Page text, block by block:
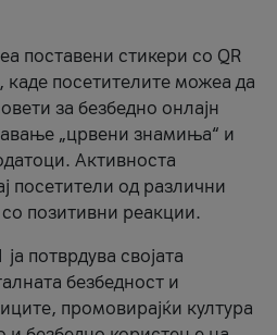
поставени стикери со QR
каде посетителите можеа да
за безбедно онлајн
„црвени знамиња“ и
Активноста
посетители од различни
позитивни реакции.
потврдува својата
безбедност и
промовирајќи култура